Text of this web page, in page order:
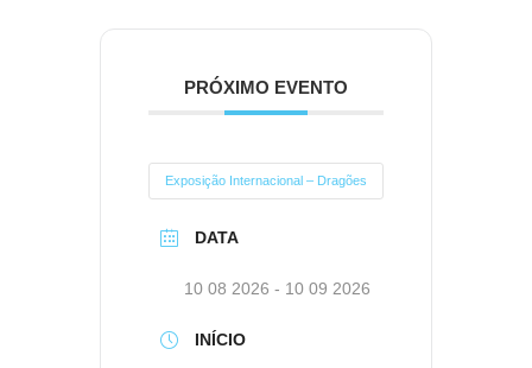
PRÓXIMO EVENTO
Exposição Internacional – Dragões
DATA
10 08 2026 - 10 09 2026
INÍCIO